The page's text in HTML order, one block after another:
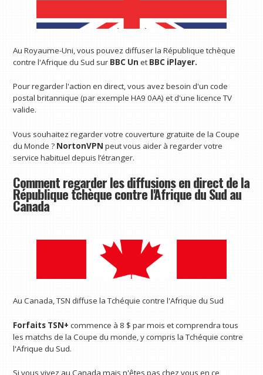
Au Royaume-Uni, vous pouvez diffuser la République tchèque
contre l'Afrique du Sud sur BBC Unet BBC iPlayer.
Pour regarder l'action en direct, vous avez besoin d'un code
postal britannique (par exemple HA9 0AA) et d'une licence TV
valide.
Vous souhaitez regarder votre couverture gratuite de la Coupe
du Monde ? NortonVPN peut vous aider à regarder votre
service habituel depuis l’étranger.
Comment regarder les diffusions en direct de la
République tchèque contre l'Afrique du Sud au
Canada
Au Canada, TSN diffuse la Tchéquie contre l'Afrique du Sud
Forfaits TSN+ commence à 8 $ par mois et comprendra tous
les matchs de la Coupe du monde, y compris la Tchéquie contre
l'Afrique du Sud.
Si vous vivez au Canada mais n'êtes pas chez vous en ce